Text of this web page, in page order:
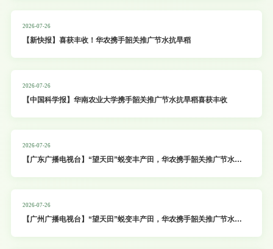
2026-07-26
【新快报】喜获丰收！华农携手韶关推广节水抗旱稻
2026-07-26
【中国科学报】华南农业大学携手韶关推广节水抗旱稻喜获丰收
2026-07-26
【广东广播电视台】“望天田”蜕变丰产田，华农携手韶关推广节水抗
2026-07-26
【广州广播电视台】“望天田”蜕变丰产田，华农携手韶关推广节水抗